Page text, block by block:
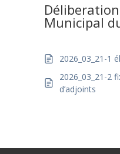
Municipal
2026_03_21-1
2026_03_21-2
d’adjoints